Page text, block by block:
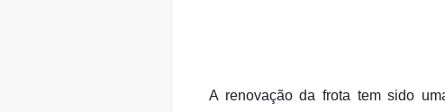
A renovação da frota tem sido